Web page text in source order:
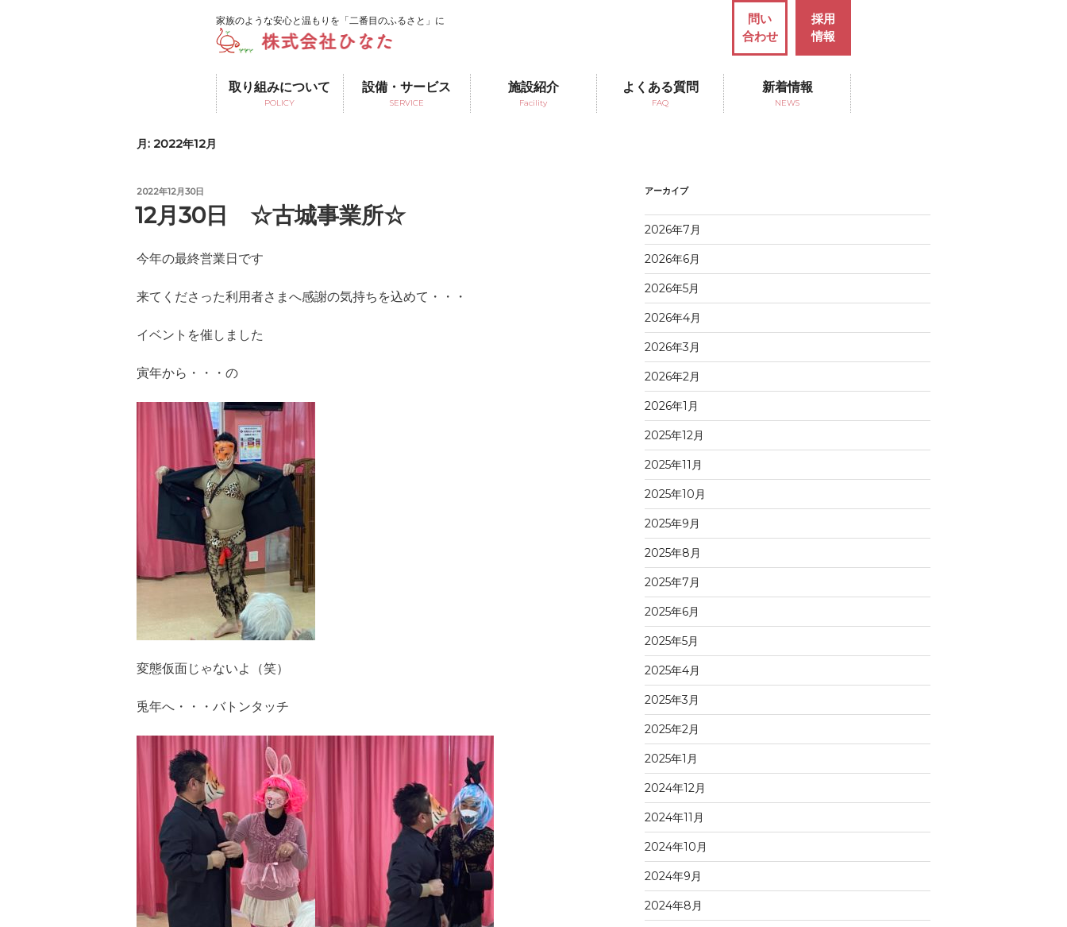
家族のような安心と温もりを「二番目のふるさと」に
問い
合わせ
採用
情報
取り組みについて
POLICY
設備・サービス
SERVICE
施設紹介
Facility
よくある質問
FAQ
新着情報
NEWS
月: 2022年12月
投
稿
2022年12月30日
12月30日 ☆古城事業所☆
今年の最終営業日です
来てくださった利用者さまへ感謝の気持ちを込めて・・・
イベントを催しました
寅年から・・・の
変態仮面じゃないよ（笑）
兎年へ・・・バトンタッチ
アーカイブ
2026年7月
2026年6月
2026年5月
2026年4月
2026年3月
2026年2月
2026年1月
2025年12月
2025年11月
2025年10月
2025年9月
2025年8月
2025年7月
2025年6月
2025年5月
2025年4月
2025年3月
2025年2月
2025年1月
2024年12月
2024年11月
2024年10月
2024年9月
2024年8月